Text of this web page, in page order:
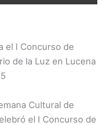
el I Concurso de
de la Luz en Lucena
Cultural de
el I Concurso de